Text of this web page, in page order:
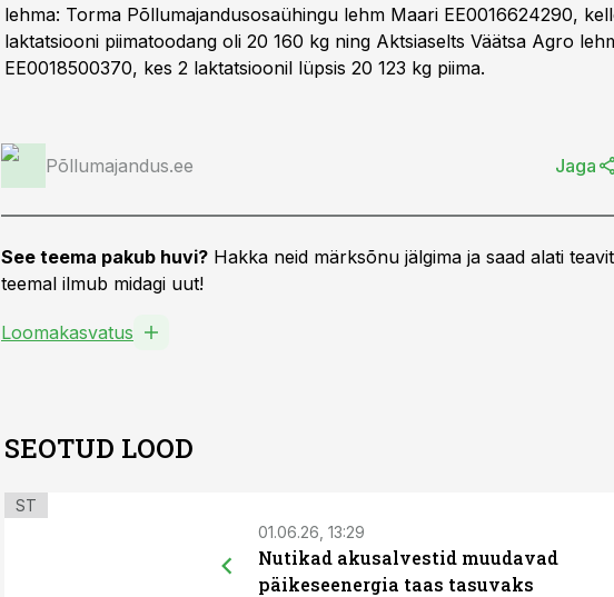
lehma: Torma Põllumajandusosaühingu lehm Maari EE0016624290,
laktatsiooni piimatoodang oli 20 160 kg ning Aktsiaselts Väätsa Agro
EE0018500370, kes 2 laktatsioonil lüpsis 20 123 kg piima.
Põllumajandus.ee Jaga
See teema pakub huvi? Hakka neid märksõnu jälgima ja saad alati
teemal ilmub midagi uut!
Loomakasvatus
SEOTUD LOOD
ST
01.06.26, 13:29
Nutikad akusalvestid muudavad
päikeseenergia taas tasuvaks